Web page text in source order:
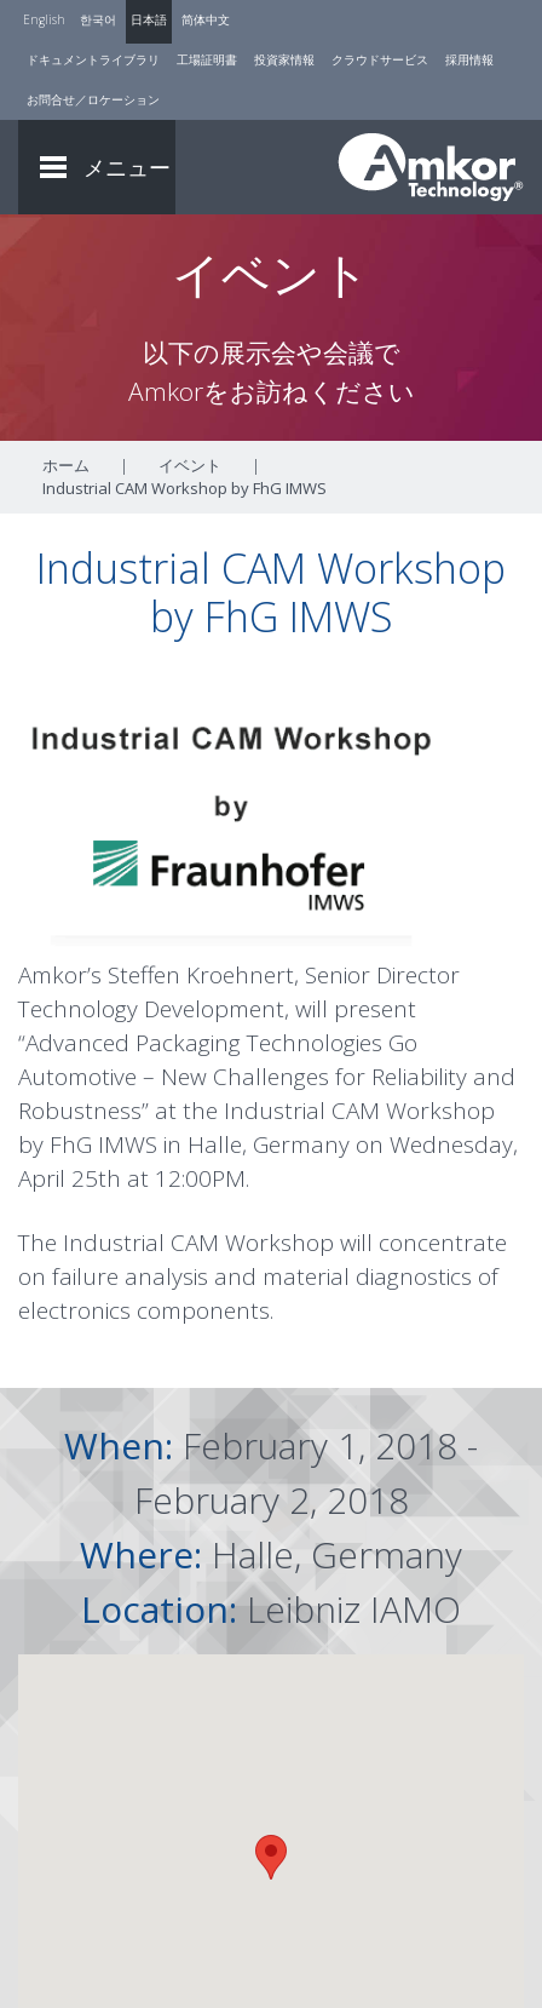
English 한국어 日本語 简体中文
ドキュメントライブラリ 工場証明書 投資家情報 クラウドサービス 採用情報
お問合せ／ロケーション
メニュー
イベント
以下の展示会や会議で
Amkorをお訪ねください
ホーム | イベント
|
Industrial CAM Workshop by FhG IMWS
Industrial CAM Workshop
by FhG IMWS
Amkor’s Steffen Kroehnert, Senior Director
Technology Development, will present
“Advanced Packaging Technologies Go
Automotive – New Challenges for Reliability and
Robustness” at the Industrial CAM Workshop
by FhG IMWS in Halle, Germany on Wednesday,
April 25th at 12:00PM.
The Industrial CAM Workshop will concentrate
on failure analysis and material diagnostics of
electronics components.
When: February 1, 2018 -
February 2, 2018
Where: Halle, Germany
Location:Leibniz IAMO